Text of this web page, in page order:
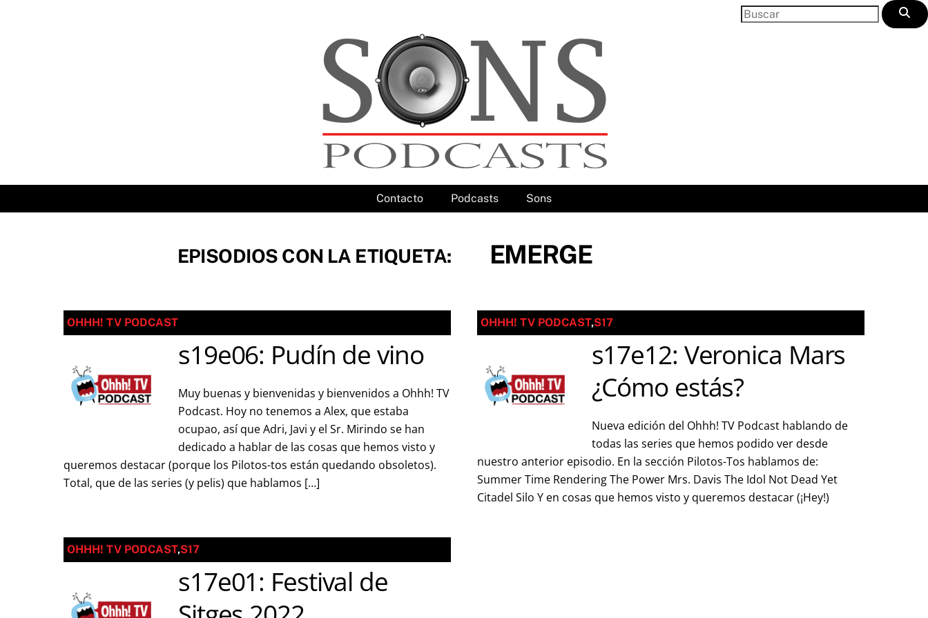
Contacto Podcasts Sons
EPISODIOS CON LA ETIQUETA: EMERGE
OHHH! TV PODCAST
s19e06: Pudín de vino
Muy buenas y bienvenidas y bienvenidos a Ohhh! TV
Podcast. Hoy no tenemos a Alex, que estaba
ocupao, así que Adri, Javi y el Sr. Mirindo se han
dedicado a hablar de las cosas que hemos visto y
queremos destacar (porque los Pilotos-tos están quedando obsoletos).
Total, que de las series (y pelis) que hablamos […]
OHHH! TV PODCAST,S17
s17e12: Veronica Mars
¿Cómo estás?
Nueva edición del Ohhh! TV Podcast hablando de
todas las series que hemos podido ver desde
nuestro anterior episodio. En la sección Pilotos-Tos hablamos de:
Summer Time Rendering The Power Mrs. Davis The Idol Not Dead Yet
Citadel Silo Y en cosas que hemos visto y queremos destacar (¡Hey!)
OHHH! TV PODCAST,S17
s17e01: Festival de